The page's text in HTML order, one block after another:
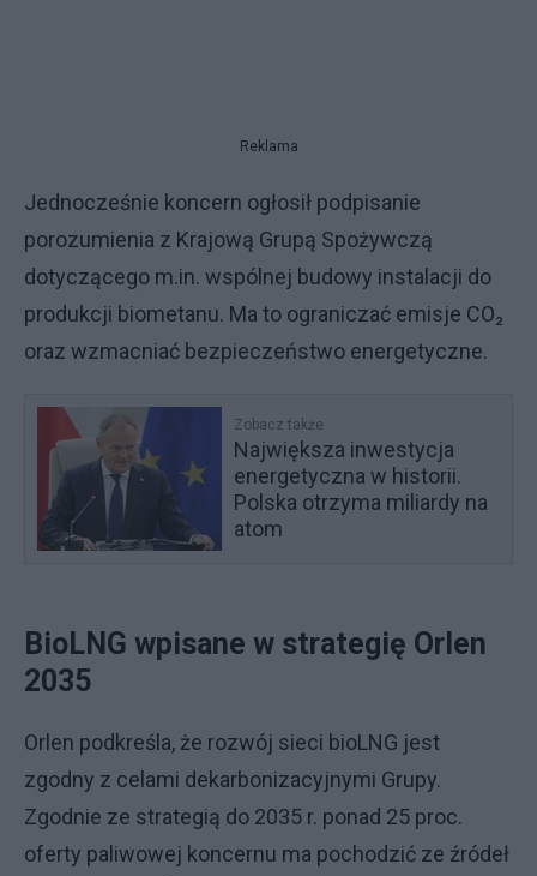
Reklama
Jednocześnie koncern ogłosił podpisanie
porozumienia z Krajową Grupą Spożywczą
dotyczącego m.in. wspólnej budowy instalacji do
produkcji biometanu. Ma to ograniczać emisje CO₂
oraz wzmacniać bezpieczeństwo energetyczne.
Zobacz także
Największa inwestycja
energetyczna w historii.
Polska otrzyma miliardy na
atom
BioLNG wpisane w strategię Orlen
2035
Orlen podkreśla, że rozwój sieci bioLNG jest
zgodny z celami dekarbonizacyjnymi Grupy.
Zgodnie ze strategią do 2035 r. ponad 25 proc.
oferty paliwowej koncernu ma pochodzić ze źródeł